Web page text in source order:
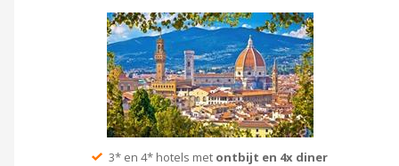
3* en 4* hotels met ontbijt en 4x diner